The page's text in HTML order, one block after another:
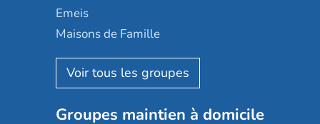
Domusvi
Happy Senior
Aquarelia
Nexity edenea
Les jardins d'Arcadie
Emeis
Maisons de Famille
Korian
Emera
Groupe SOS
Groupes maintien à domicile